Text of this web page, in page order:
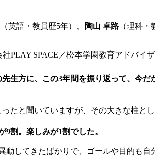
（英語・教員歴5年）、 陶山 卓路 （理科
社PLAY SPACE／松本学園教育アドバイ
生方に、この3年間を振り返って、今だ
たと聞いていますが、その大きな柱と
9割。楽しみが1割でした。
してきたばかりで、ゴールや目的も